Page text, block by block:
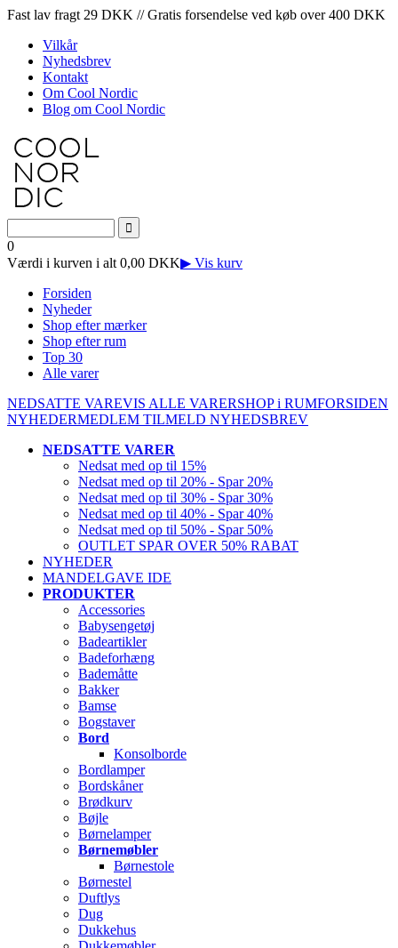
Fast lav fragt 29 DKK // Gratis forsendelse ved køb over 400 DKK
Vilkår
Nyhedsbrev
Kontakt
Om Cool Nordic
Blog om Cool Nordic
0
Værdi i kurven i alt 0,00 DKK▶ Vis kurv
Forsiden
Nyheder
Shop efter mærker
Shop efter rum
Top 30
Alle varer
NEDSATTE VAREVIS ALLE VARERSHOP i RUMFORSIDEN
NYHEDERMEDLEM TILMELD NYHEDSBREV
NEDSATTE VARER
Nedsat med op til 15%
Nedsat med op til 20% - Spar 20%
Nedsat med op til 30% - Spar 30%
Nedsat med op til 40% - Spar 40%
Nedsat med op til 50% - Spar 50%
OUTLET SPAR OVER 50% RABAT
NYHEDER
MANDELGAVE IDE
PRODUKTER
Accessories
Babysengetøj
Badeartikler
Badeforhæng
Bademåtte
Bakker
Bamse
Bogstaver
Bord
Konsolborde
Bordlamper
Bordskåner
Brødkurv
Bøjle
Børnelamper
Børnemøbler
Børnestole
Børnestel
Duftlys
Dug
Dukkehus